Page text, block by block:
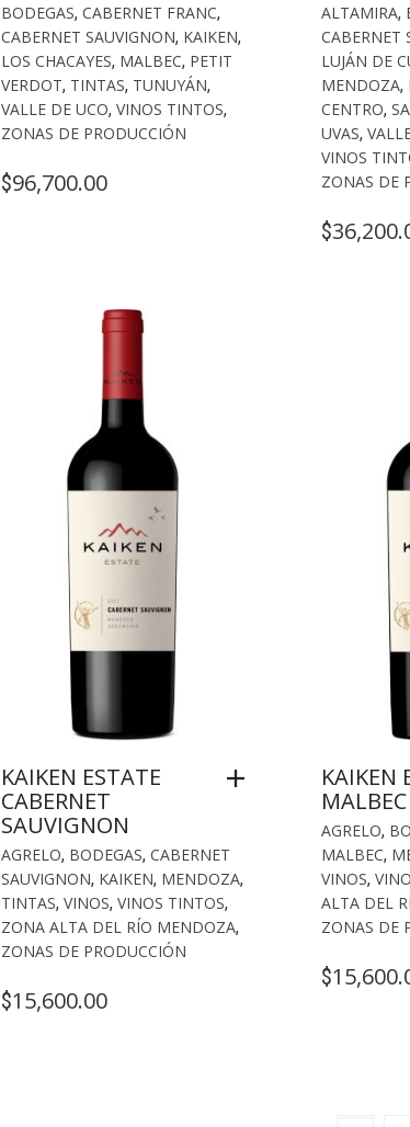
BODEGAS, CABERNET FRANC,
CABERNET SAUVIGNON, KAIKEN,
LOS CHACAYES, MALBEC, PETIT
VERDOT, TINTAS, TUNUYÁN,
VALLE DE UCO, VINOS TINTOS,
ZONAS DE PRODUCCIÓN
$96,700.00
ALTAMIRA,
CABERNET
LUJÁN DE
MENDOZA,
CENTRO,
UVAS,
VINOS
ZONAS DE
$
KAIKEN ESTATE
CABERNET
SAUVIGNON
AGRELO, BODEGAS, CABERNET
SAUVIGNON, KAIKEN, MENDOZA,
TINTAS, VINOS, VINOS TINTOS,
ZONA ALTA DEL RÍO MENDOZA,
ZONAS DE PRODUCCIÓN
$15,600.00
KAIKEN
MALBEC
AGRELO,
MALBEC,
VINOS,
ALTA DEL
ZONAS DE
$